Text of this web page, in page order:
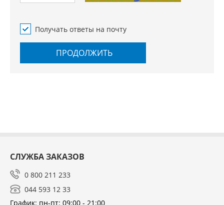
Получать ответы на почту
ПРОДОЛЖИТЬ
СЛУЖБА ЗАКАЗОВ
0 800 211 233
044 593 12 33
График: пн-пт: 09:00 - 21:00